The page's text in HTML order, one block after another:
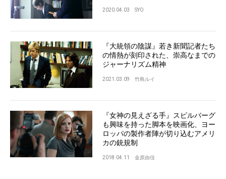
2020.04.03 SYO
『大統領の陰謀』若き新聞記者たち
の情熱が刻印された、崇高なまでの
ジャーナリズム精神
2021.03.09 竹島ルイ
『女神の見えざる手』スピルバーグ
も興味を持った脚本を映画化、ヨー
ロッパの製作者陣が切り込むアメリ
カの銃規制
2018.04.11 金原由佳